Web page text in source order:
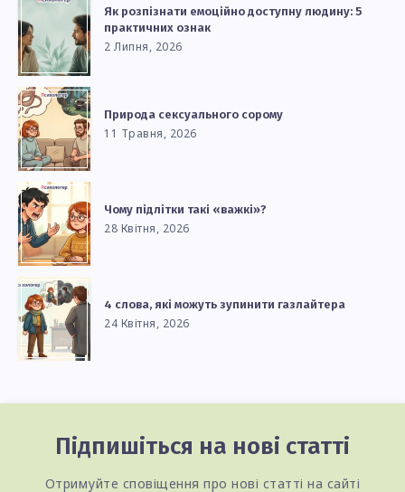
Як розпізнати емоційно доступну людину: 5
практичних ознак
2 Липня, 2026
Природа сексуального сорому
11 Травня, 2026
Чому підлітки такі «важкі»?
28 Квітня, 2026
4 слова, які можуть зупинити газлайтера
24 Квітня, 2026
Підпишіться на нові статті
Отримуйте сповіщення про нові статті на сайті